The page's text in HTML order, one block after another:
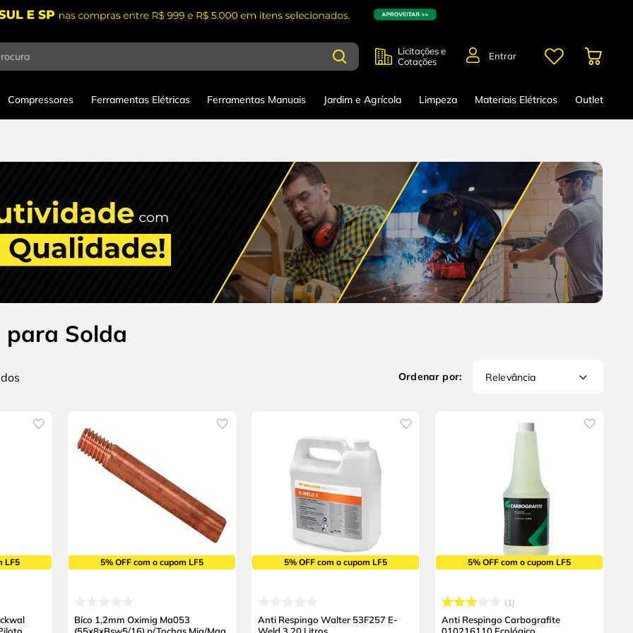
Licitações e
Cotações
Entrar
Compressores Ferramentas Elétricas Ferramentas Manuais Jardim e Agrícola Limpeza Materiais Elétricos Outlet
para Solda
Relevância
LF5 5% OFF com o cupom LF5
Bico 1,2mm Oximig Ma053
5% OFF com o cupom LF5
Anti Respingo Walter 53F257 E-
5% OFF com o cupom LF5
1
Anti Respingo Carbografite